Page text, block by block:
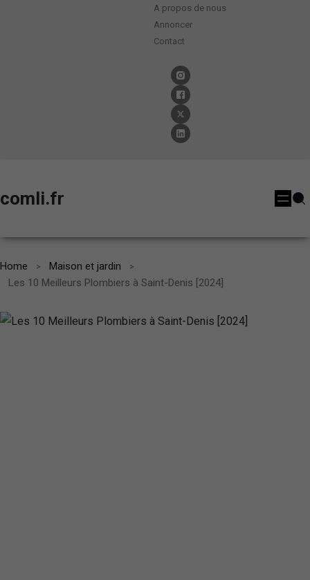
A propos de nous
Annoncer
Contact
comli.fr
Home
Maison et jardin
Les 10 Meilleurs Plombiers à Saint-Denis [2024]